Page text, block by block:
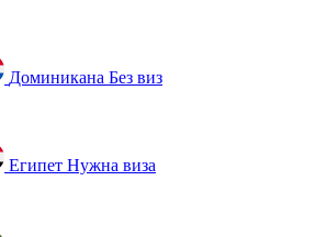
Доминикана Без виз
Египет Нужна виза